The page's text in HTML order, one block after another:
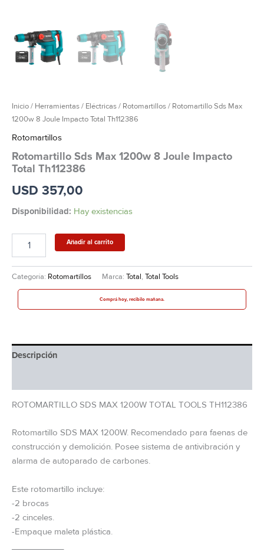
Inicio/ Herramientas/ Eléctricas/ Rotomartillos/ Rotomartillo Sds Max
1200w 8 Joule Impacto Total Th112386
Rotomartillos
Rotomartillo Sds Max 1200w 8 Joule Impacto
Total Th112386
USD 357,00
Disponibilidad: Hay existencias
Añadir al carrito
Categoría: Rotomartillos Marca: Total, Total Tools
Comprá hoy, recibilo mañana.
Descripción
ROTOMARTILLO SDS MAX 1200W TOTAL TOOLS TH112386
Rotomartillo SDS MAX 1200W. Recomendado para faenas de
construcción y demolición. Posee sistema de antivibración y
alarma de autoparado de carbones.
Este rotomartillo incluye:
-2 brocas
-2 cinceles.
-Empaque maleta plástica.